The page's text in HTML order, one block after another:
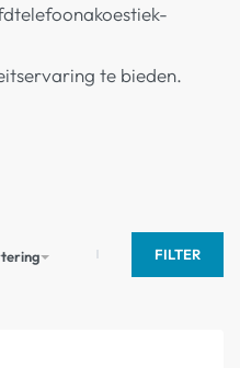
te bieden.
FILTER